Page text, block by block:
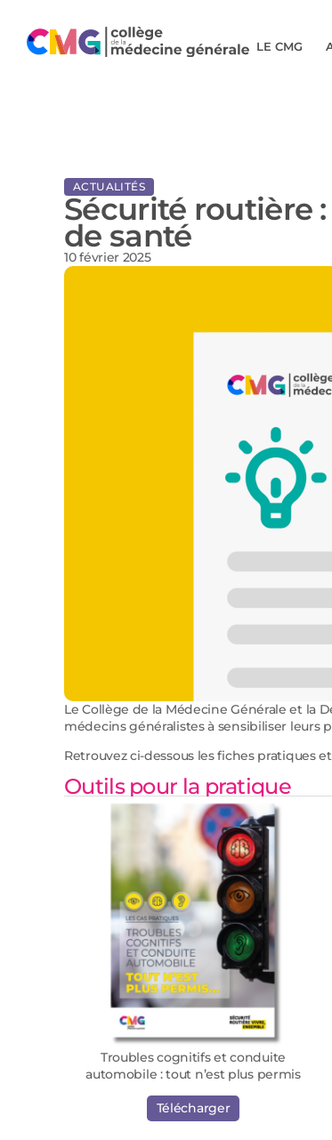
LE CMG
ACTUALITÉS
Sécurité routière
de santé
10 février 2025
Le Collège de la Médecine Générale et la
médecins généralistes à sensibiliser leurs
Retrouvez ci-dessous les fiches pratiques
Outils pour la pratique
Troubles cognitifs et conduite
automobile : tout n’est plus permis
Télécharger